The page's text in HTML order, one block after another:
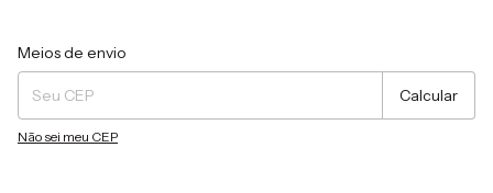
Entregas para o CEP:
Meios de envio
Calcular
Não sei meu CEP